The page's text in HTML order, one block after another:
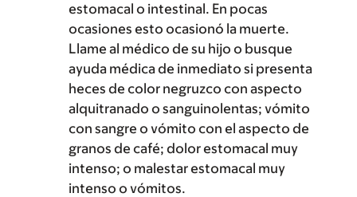
estomacal o intestinal. En pocas
ocasiones esto ocasionó la muerte.
Llame al médico de su hijo o busque
ayuda médica de inmediato si presenta
heces de color negruzco con aspecto
alquitranado o sanguinolentas; vómito
con sangre o vómito con el aspecto de
granos de café; dolor estomacal muy
intenso; o malestar estomacal muy
intenso o vómitos.